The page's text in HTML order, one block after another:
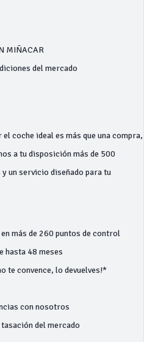
MIÑACAR
del mercado
coche ideal es más que una compra,
a tu disposición más de 500
un servicio diseñado para tu
más de 260 puntos de control
hasta 48 meses
te convence, lo devuelves!*
con nosotros
del mercado